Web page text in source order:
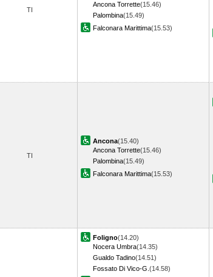
TI
Ancona Torrette(15.46)
Palombina(15.49)
Falconara Marittima(15.53)
TI
Ancona(15.40)
Ancona Torrette(15.46)
Palombina(15.49)
Falconara Marittima(15.53)
Foligno(14.20)
Nocera Umbra(14.35)
Gualdo Tadino(14.51)
Fossato Di Vico-G. (14.58)